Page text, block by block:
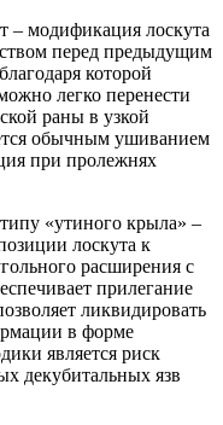
– модификация лоскута
перед предыдущим
которой
легко перенести
раны в узкой
обычным ушиванием
при пролежнях
«утиного крыла» –
лоскута к
расширения с
прилегание
ликвидировать
в форме
является риск
декубитальных язв